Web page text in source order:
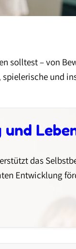
solltest – von
und
das
Entwicklung